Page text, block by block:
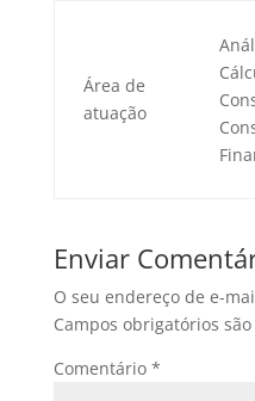
Área de
atuação
Enviar
O seu endereço de e-
Campos obrigatórios
Comentário *